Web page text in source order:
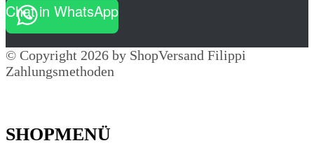
Chat in WhatsApp
© Copyright 2026 by ShopVersand Filippi
Zahlungsmethoden
SHOPMENÜ